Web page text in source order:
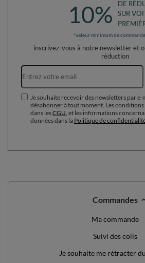
10%
DE
SUR
*valeur minimum de
inscrivez-vous à notre newsletter et
réduction
Adresse e-
Je souhaite recevoir des newsletters par e-
désabonner à tout moment. Les
dans lesCGU , et les informations
données dans la Politique de
Commandes
Ma commande
Suivi des colis
Je souhaite me rétracter